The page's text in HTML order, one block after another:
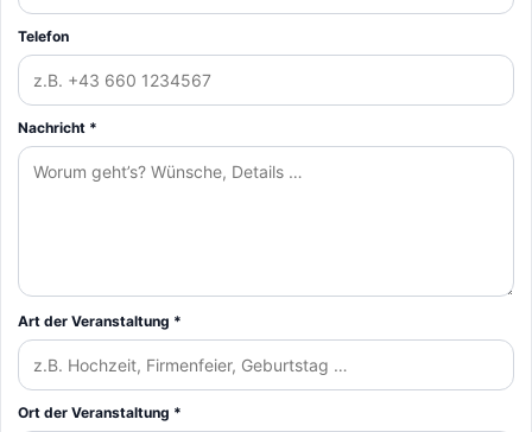
Telefon
Nachricht *
Art der Veranstaltung *
Ort der Veranstaltung *